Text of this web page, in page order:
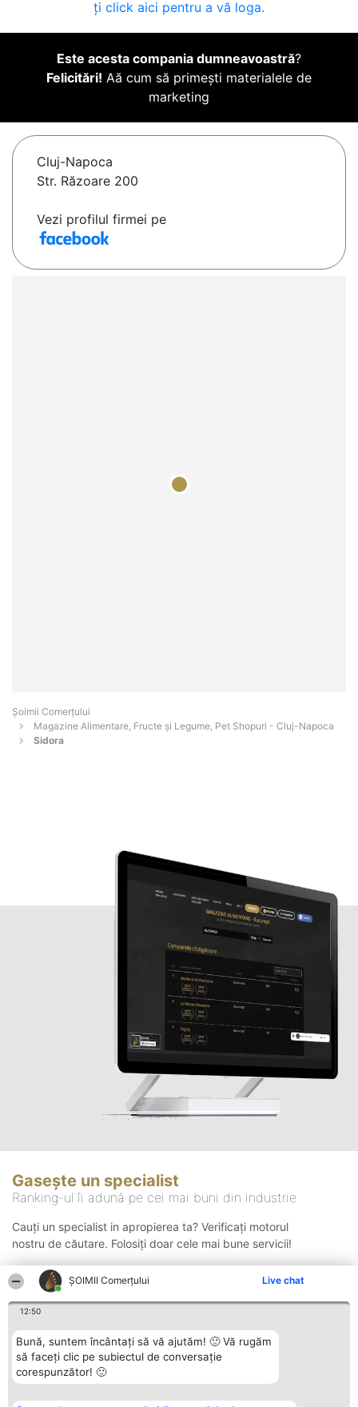
ȘOIMII Comerțului Live chat
12:50
Bună, suntem încântați să vă ajutăm! 🙂 Vă rugăm
să faceți clic pe subiectul de conversație
corespunzător! 🙂
ți click aici pentru a vă loga.
Este acesta compania dumneavoastră?
Felicitări! Aă cum să primești materialele de
marketing
Cluj-Napoca
Str. Răzoare 200
Vezi profilul firmei pe
Șoimii Comerțului
Magazine Alimentare, Fructe și Legume, Pet Shopuri - Cluj-Napoca
Sidora
Gasește un specialist
Ranking-ul îi adună pe cei mai buni din industrie
Cauți un specialist in apropierea ta? Verificați motorul
nostru de căutare. Folosiți doar cele mai bune servicii!